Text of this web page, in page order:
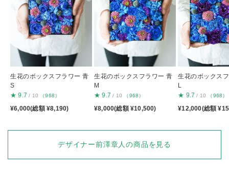
生花のボックスフラワー 青
S
★ 9.7 / 10 （968）
¥6,000(総額 ¥8,190)
生花のボックスフラワー 青
M
★ 9.7 / 10 （968）
¥8,000(総額 ¥10,500)
生花のボックス
L
★ 9.7 / 10 （968）
¥12,000(総額
デザイナー前澤章人の商品を見る